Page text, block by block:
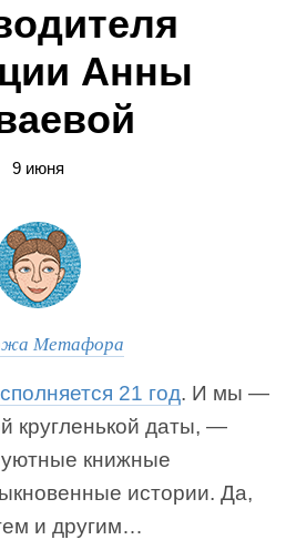
Анны
9 июня
Метафора
21 год. И мы —
кругленькой даты, —
книжные
истории. Да,
и другим…